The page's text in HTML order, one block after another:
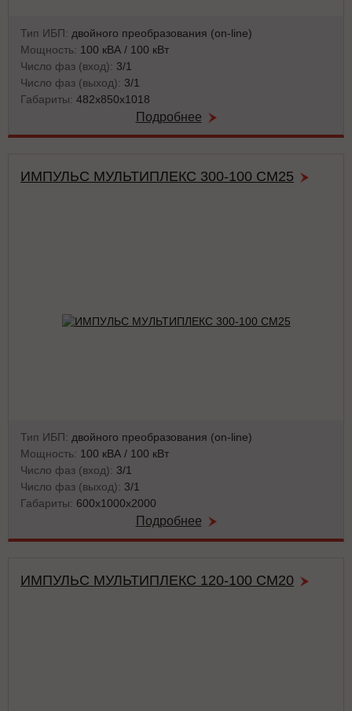
Тип ИБП: двойного преобразования (on-line)
Мощность: 100 кВА / 100 кВт
Число фаз (вход): 3/1
Число фаз (выход): 3/1
Габариты: 482х850х1018
Подробнее
ИМПУЛЬС МУЛЬТИПЛЕКС 300-100 СМ25
Тип ИБП: двойного преобразования (on-line)
Мощность: 100 кВА / 100 кВт
Число фаз (вход): 3/1
Число фаз (выход): 3/1
Габариты: 600х1000х2000
Подробнее
ИМПУЛЬС МУЛЬТИПЛЕКС 120-100 СМ20